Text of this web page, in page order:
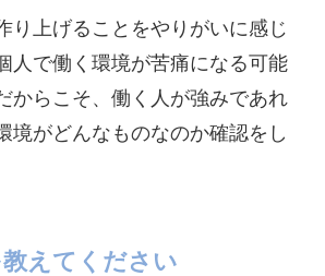
り上げることをやりがいに感じ
人で働く環境が苦痛になる可能
からこそ、働く人が強みであれ
境がどんなものなのか確認をし
えてください